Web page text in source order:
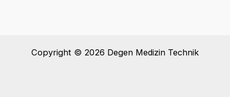
Copyright © 2026 Degen Medizin Technik